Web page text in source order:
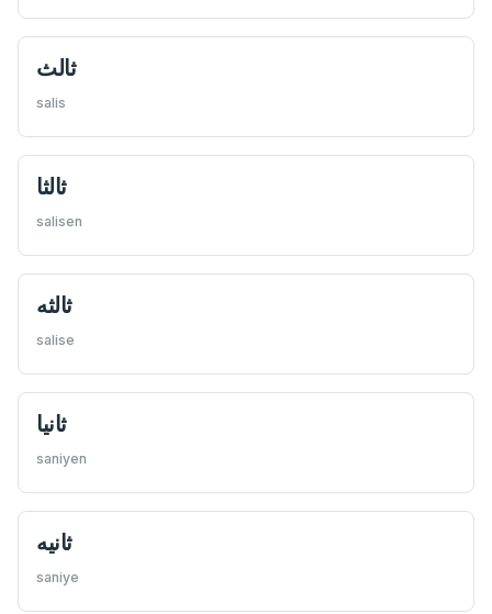
ثالث
salis
ثالثا
salisen
ثالثه
salise
ثانيا
saniyen
ثانيه
saniye